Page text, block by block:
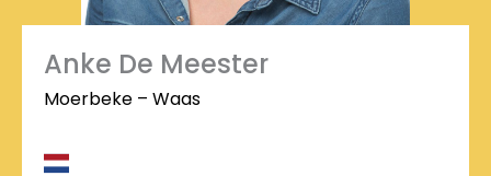
Anke De Meester
Moerbeke – Waas